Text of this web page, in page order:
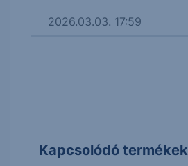
2026.03.03. 17:59
Kapcsolódó termékek